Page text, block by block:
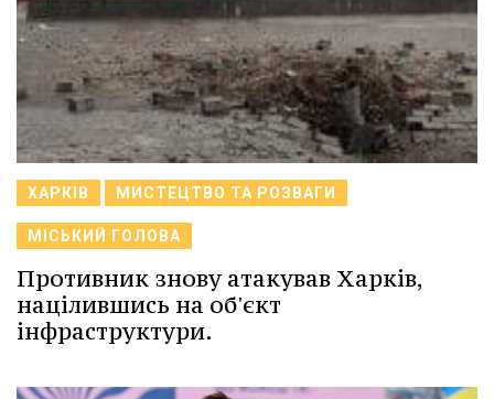
ХАРКІВ МИСТЕЦТВО ТА РОЗВАГИ
МІСЬКИЙ ГОЛОВА
Противник знову атакував Харків,
націлившись на об'єкт
інфраструктури.